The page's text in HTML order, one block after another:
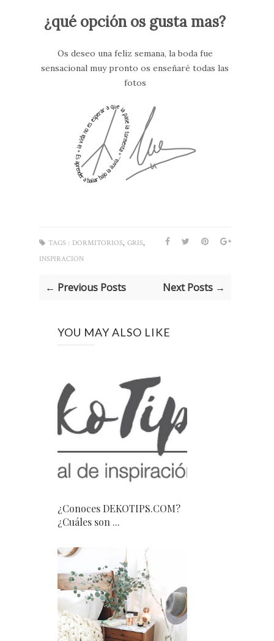
¿qué opción os gusta mas?
Os deseo una feliz semana, la boda fue
sensacional muy pronto os enseñaré todas las
fotos
TAGS : DORMITORIOS, GRIS,
INSPIRACION
← Previous Posts Next Posts →
YOU MAY ALSO LIKE
¿Conoces DEKOTIPS.COM?
¿Cuáles son ...